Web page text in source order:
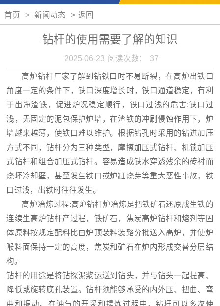
首页 > 新闻动态 > 返回
钻杆的使用需要了解的知识
2025-06-23 阅读次数： 37
高炉钻杆厂家了解到钻铁口时不易断裂，在高炉出铁口
角度一定的条件下，铁口深度增长时，铁口通道稳定，有利
于出净渣铁，促进炉况稳定顺行，铁口过浅的危害:铁口过
浅，无固定的泥包保护炉墙，在渣铁的冲刷侵蚀作用下，炉
墙越来越薄，使铁口难以维护。根据钻孔时采用的钻进加压
方式不同，钻杆分为三种类型，摩擦加压式钻杆、机锁加压
式钻杆和组合加压式钻杆。容易造成铁水穿透残余的砖衬而
烧坏冷却壁，甚至发生铁口或炉缸烧芽等重大恶性事故，铁
口过浅，出铁时往往发生。
高炉冶炼过程:高炉钻杆炉冶炼是把铁矿石还原成生铁的
连续生高炉钻杆产过程，铁矿石，焦炭高炉钻杆和熔剂等固
体原料按规定配料比由炉顶装料装臵分批送入高炉，并使炉
喉料面保持一定的高度，焦炭和矿石在炉内形成交替分层结
构。
钻杆的用途是将钻探泥浆运送到钻头，并与钻头一起提高、
降低或旋转底孔装置。钻杆须能够承受的内外压、扭曲、弯
曲和振动。在油气的开采和提炼过程中，钻杆可以多次使